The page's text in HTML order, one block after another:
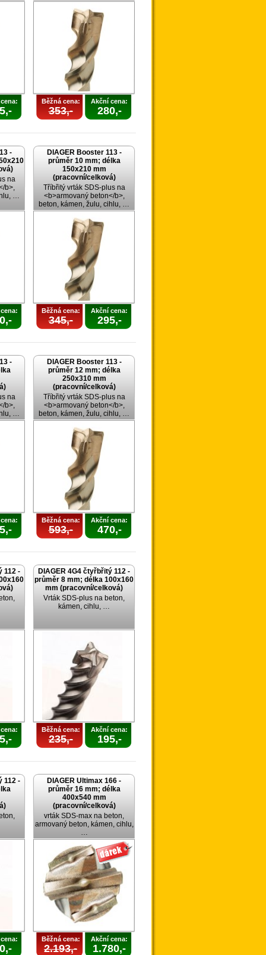
Běžná cena:
353,-
Akční cena:
280,-
-
na
b>,
…
DIAGER Booster 113 -
průměr 10 mm; délka
150x210 mm
(pracovní/celková)
Tříbřitý vrták SDS-plus na
<b>armovaný beton</b>,
beton, kámen, žulu, cihlu, …
Běžná cena:
345,-
Akční cena:
295,-
-
na
b>,
…
DIAGER Booster 113 -
průměr 12 mm; délka
250x310 mm
(pracovní/celková)
Tříbřitý vrták SDS-plus na
<b>armovaný beton</b>,
beton, kámen, žulu, cihlu, …
Běžná cena:
593,-
Akční cena:
470,-
112 -
DIAGER 4G4 čtyřbřitý 112 -
průměr 8 mm; délka 100x160
mm (pracovní/celková)
Vrták SDS-plus na beton,
kámen, cihlu, …
Běžná cena:
235,-
Akční cena:
195,-
112 -
DIAGER Ultimax 166 -
průměr 16 mm; délka
400x540 mm
(pracovní/celková)
vrták SDS-max na beton,
armovaný beton, kámen, cihlu,
…
Běžná cena:
2.193,-
Akční cena:
1.780,-